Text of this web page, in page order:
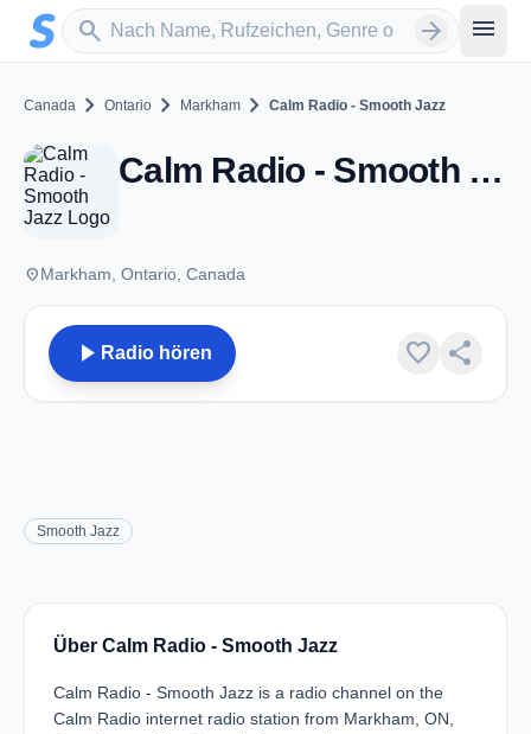
Zum Hauptinhalt springen
search
Sender suchen arrow_forward menu
Canada chevron_right Ontario chevron_right Markham chevron_right Calm Radio - Smooth Jazz
Calm Radio - Smooth Jazz - Markham, ON
placeMarkham, Ontario, Canada
play_arrow Radio hören favorite share
Smooth Jazz
Über Calm Radio - Smooth Jazz
Calm Radio - Smooth Jazz is a radio channel on the
Calm Radio internet radio station from Markham, ON,